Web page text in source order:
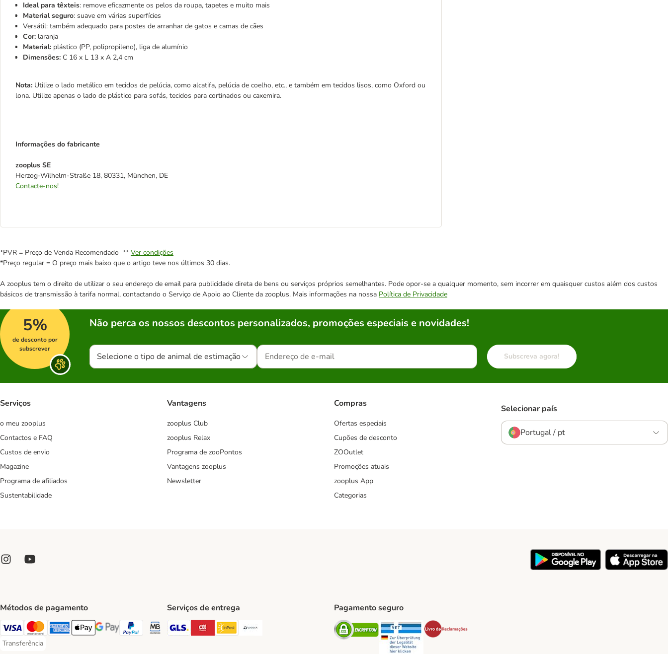
Ideal para têxteis: remove eficazmente os pelos da roupa, tapetes e muito mais
Material seguro: suave em várias superfícies
Versátil: também adequado para postes de arranhar de gatos e camas de cães
Cor: laranja
Material: plástico (PP, polipropileno), liga de alumínio
Dimensões: C 16 x L 13 x A 2,4 cm
Nota: Utilize o lado metálico em tecidos de pelúcia, como alcatifa, pelúcia de coelho, etc., e também em tecidos lisos, como Oxford ou
lona. Utilize apenas o lado de plástico para sofás, tecidos para cortinados ou caxemira.
Informações do fabricante
zooplus SE
Herzog-Wilhelm-Straße 18, 80331, München, DE
Contacte-nos!
*PVR = Preço de Venda Recomendado ** Ver condições
*Preço regular = O preço mais baixo que o artigo teve nos últimos 30 dias.
A zooplus tem o direito de utilizar o seu endereço de email para publicidade direta de bens ou serviços próprios semelhantes. Pode opor-se a qualquer momento, sem incorrer em quaisquer custos além dos custos
básicos de transmissão à tarifa normal, contactando o Serviço de Apoio ao Cliente da zooplus. Mais informações na nossa Política de Privacidade
5%
de desconto por
subscrever
Não perca os nossos descontos personalizados, promoções especiais e novidades!
Selecione o tipo de animal de estimação Subscreva agora!
Serviços
o meu zooplus
Contactos e FAQ
Custos de envio
Magazine
Programa de afiliados
Sustentabilidade
Vantagens
zooplus Club
zooplus Relax
Programa de zooPontos
Vantagens zooplus
Newsletter
Compras
Ofertas especiais
Cupões de desconto
ZOOutlet
Promoções atuais
zooplus App
Categorias
Selecionar país
Portugal / pt
Métodos de pagamento
Visa Payment Method
Mastercard Payment Method
American Express Payment Method
Apple Pay Payment Method
Google Pay Payment Method
PayPal Payment Method
Multibanco Payment Method
Transferência
Transferência Payment Method
Serviços de entrega
GLS Shipping Method
CTTExpress Shipping Method
InPost Shipping Method
Paack Shipping Method
Pagamento seguro
Security Security